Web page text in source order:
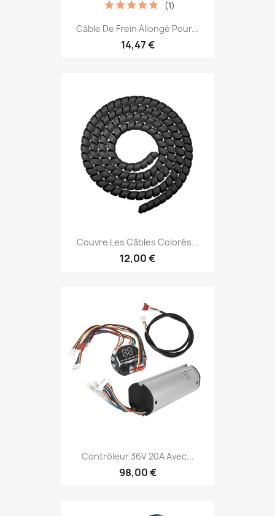
Câble De Frein Allongé Pour...
14,47 €
(1)
Couvre Les Câbles Colorés...
12,00 €
Contrôleur 36V 20A Avec...
98,00 €